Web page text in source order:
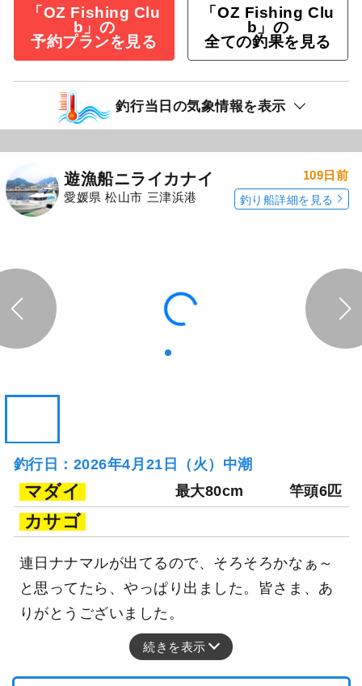
「OZ Fishing Clu
b」の
予約プランを見る
「OZ Fishing Clu
b」の
全ての釣果を見る
釣行当日の気象情報を表示
遊漁船ニライカナイ
愛媛県 松山市 三津浜港
109日前
釣り船詳細を見る
釣行日：2026年4月21日（火）中潮
マダイ 最大80cm 竿頭6匹
カサゴ
連日ナナマルが出てるので、そろそろかなぁ～
と思ってたら、やっぱり出ました。皆さま、あ
りがとうございました。
続きを表示